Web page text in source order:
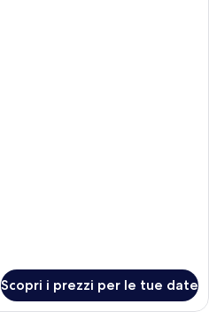
Scopri i prezzi per le tue date